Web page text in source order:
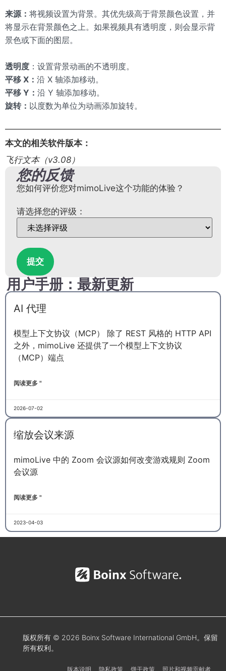
来源： 将视频设置为背景。其优先级高于背景颜色设置，并
将显示在背景颜色之上。如果视频具有透明度，则会显示背
景色或下面的图层。
透明度 ：设置背景动画的不透明度。
平移 X： 沿 X 轴添加移动。
平移 Y： 沿 Y 轴添加移动。
旋转： 以度数为单位为动画添加旋转。
本文的相关软件版本：
飞行文本（v3.08）
您的反馈
您如何评价您对mimoLive这个功能的体验？
请选择您的评级：
提交
用户手册：最新更新
AI 代理
模型上下文协议（MCP） 除了 REST 风格的 HTTP API
之外，mimoLive 还提供了一个模型上下文协议
（MCP）端点
阅读更多 "
2026-07-02
缩放会议来源
mimoLive 中的 Zoom 会议源如何改变游戏规则 Zoom
会议源
阅读更多 "
2023-04-03
版权所有 © 2026 Boinx Software International GmbH。保留
所有权利。
版本说明 隐私政策 饼干政策 照片和视频贡献者